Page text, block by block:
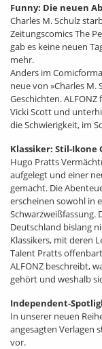
Funny: Die neuen
Charles M. Schulz
Zeitungscomics The
gab es keine neuen
mehr.
Anders im
neue von »Charles M.
Geschichten.
Vicki Scott und
die Schwierigkeit, im
Klassiker: Stil-Ikone
Hugo Pratts
aufgelegt und einer
gemacht. Die
erscheinen sowohl in
Schwarzweißfassung.
Deutschland bislang
Klassikers, mit deren
Talent Pratts
ALFONZ beschreibt,
gehört und weshalb
Independent-
In unserer neuen
angesagten Verlagen
vor.